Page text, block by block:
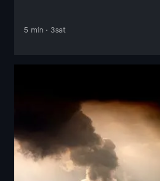
5 min · 3sat